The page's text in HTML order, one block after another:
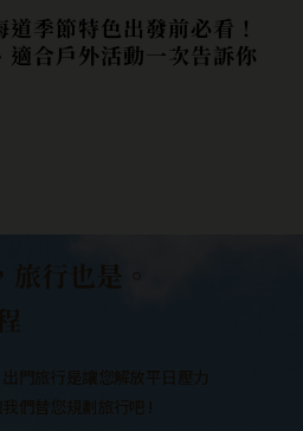
道季節特色出發前必看！
適合戶外活動一次告訴你
行也是。
門旅行是讓您解放平日壓力
們替您規劃旅行吧 !